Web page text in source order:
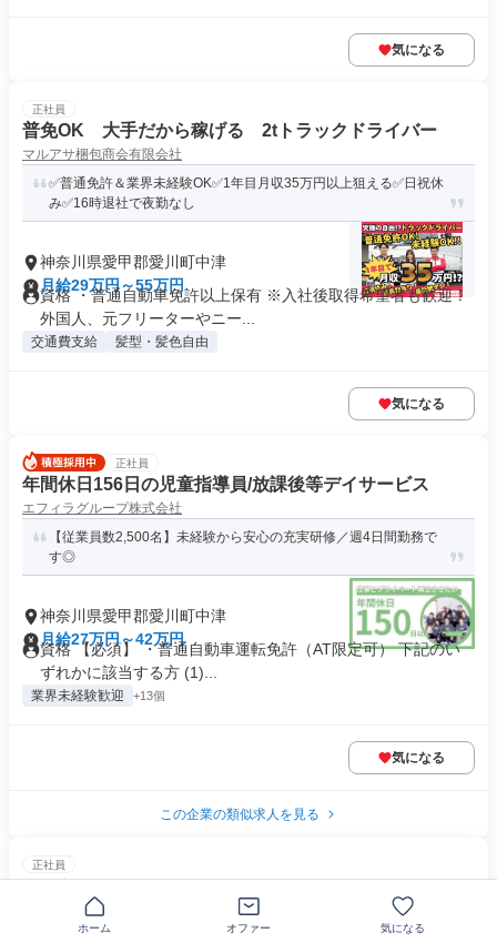
気になる
正社員
普免OK 大手だから稼げる 2tトラックドライバー
マルアサ梱包商会有限会社
✅普通免許＆業界未経験OK✅1年目月収35万円以上狙える✅日祝休
み✅16時退社で夜勤なし
神奈川県愛甲郡愛川町中津
月給29万円～55万円
資格 ・普通自動車免許以上保有 ※入社後取得希望者も歓迎！
外国人、元フリーターやニー...
交通費支給 髪型・髪色自由
気になる
正社員
年間休日156日の児童指導員/放課後等デイサービス
エフィラグループ株式会社
【従業員数2,500名】未経験から安心の充実研修／週4日間勤務で
す◎
神奈川県愛甲郡愛川町中津
月給27万円～42万円
資格 【必須】 ・普通自動車運転免許（AT限定可） 下記のい
ずれかに該当する方 (1)...
業界未経験歓迎 +13個
気になる
この企業の類似求人を見る
正社員
ルートセールス
日野金属産業株式会社
資格取得支援、各種休暇など待遇充実！ 若手からベテランまで幅
ホーム オファー 気になる